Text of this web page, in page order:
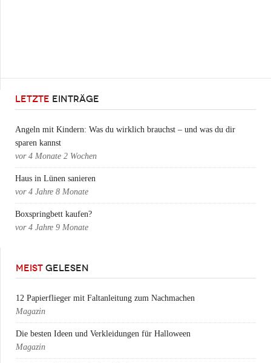
LETZTE EINTRÄGE
Angeln mit Kindern: Was du wirklich brauchst – und was du dir
sparen kannst
vor 4 Monate 2 Wochen
Haus in Lünen sanieren
vor 4 Jahre 8 Monate
Boxspringbett kaufen?
vor 4 Jahre 9 Monate
MEIST GELESEN
12 Papierflieger mit Faltanleitung zum Nachmachen
Magazin
Die besten Ideen und Verkleidungen für Halloween
Magazin